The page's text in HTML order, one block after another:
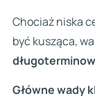
Chociaż niska
być kusząca,
Główne wady